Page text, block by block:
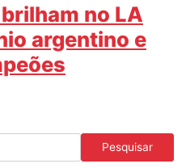
no LA
argentino e
Pesquisar